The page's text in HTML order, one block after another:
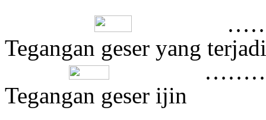
Tegangan geser yang
Tegangan geser ijin